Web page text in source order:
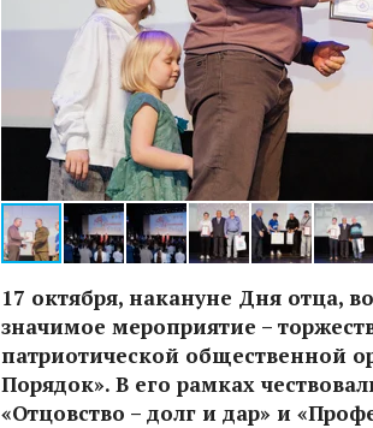
17 октября, накануне Дня отца,
значимое мероприятие –
патриотической общественной
Порядок». В его рамках
«Отцовство – долг и дар» и